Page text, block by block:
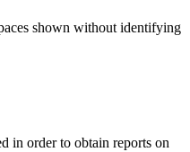
shown without identifying
in order to obtain reports on